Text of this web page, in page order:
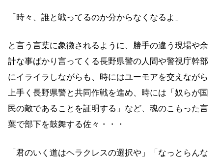
「時々、誰と戦ってるのか分からなくなるよ」
と言う言葉に象徴されるように、勝手の違う現場や余
計な事ばかり言ってくる長野県警の人間や警視庁幹部
にイライラしながらも、時にはユーモアを交えながら
上手く長野県警と共同作戦を進め、時には「奴らが国
民の敵であることを証明する」など、魂のこもった言
葉で部下を鼓舞する佐々・・・
「君のいく道はヘラクレスの選択や」「なっとらんな